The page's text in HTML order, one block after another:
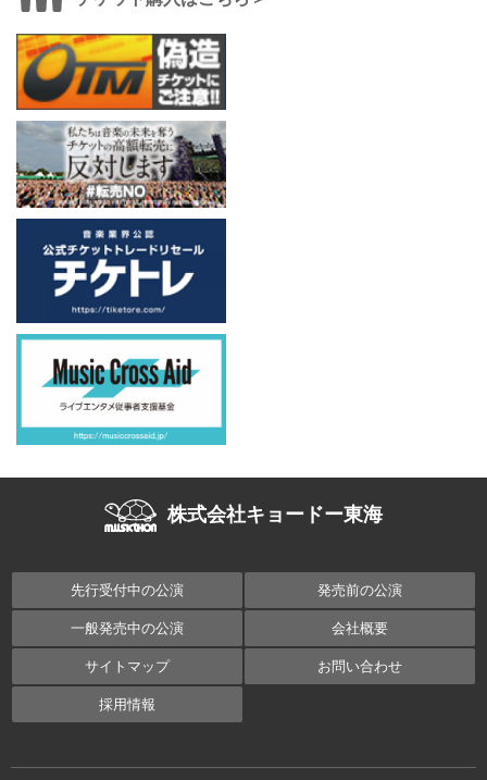
株式会社キョードー東海
先行受付中の公演 発売前の公演
一般発売中の公演 会社概要
サイトマップ お問い合わせ
採用情報